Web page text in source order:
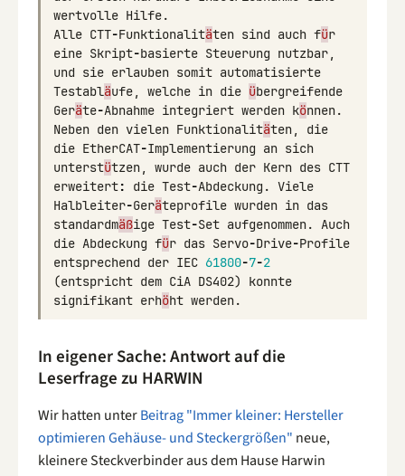
wertvolle Hilfe.
Alle CTT-Funktionalitäten sind auch für
eine Skript-basierte Steuerung nutzbar,
und sie erlauben somit automatisierte
Testabläufe, welche in die übergreifende
Geräte-Abnahme integriert werden können.
Neben den vielen Funktionalitäten,
die
die EtherCAT-Implementierung an sich
unterstützen, wurde auch der Kern des CTT
erweitert: die Test-Abdeckung . Viele
Halbleiter-Geräteprofile wurden in das
standardmäßige Test-Set aufgenommen. Auch
die Abdeckung für das Servo-Drive-Profile
entsprechend der IEC 61800-7-2
(entspricht dem CiA DS402)
konnte
signifikant erhöht werden.
In eigener Sache: Antwort auf die
Leserfrage zu HARWIN
Wir hatten unterBeitrag "Immer kleiner: Hersteller
optimieren Gehäuse- und Steckergrößen" neue,
kleinere Steckverbinder aus dem Hause Harwin